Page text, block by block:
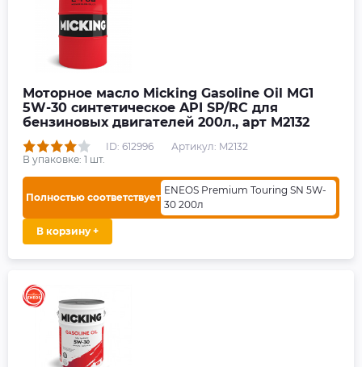
Моторное масло Micking Gasoline Oil MG1
5W-30 синтетическое API SP/RC для
бензиновых двигателей 200л., арт M2132
ID: 612996
Артикул: M2132
В упаковке: 1 шт.
Полностью соответствует
ENEOS Premium Touring SN 5W-
30 200л
В корзину +